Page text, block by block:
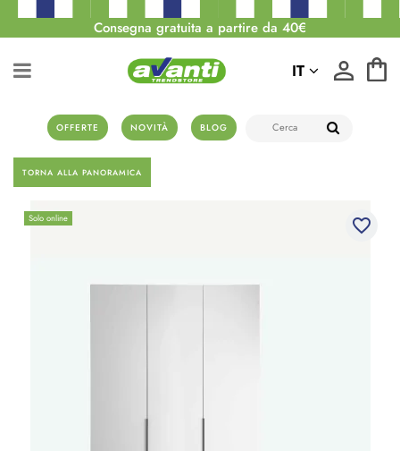
Consegna gratuita a partire da 40€
OFFERTE NOVITÀ BLOG
IT
TORNA ALLA PANORAMICA
Solo online favorite_border